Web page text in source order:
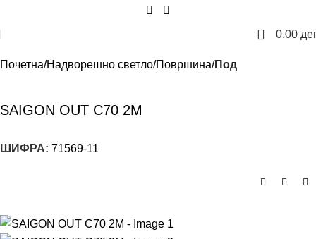
0 0,00
Почетна Надворешно светло Површина Под
SAIGON OUT C70 2M
ШИФРА: 71569-11